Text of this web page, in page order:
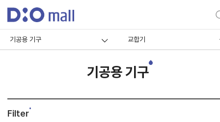
기공용 기구 교합기
기공용 기구
Filter